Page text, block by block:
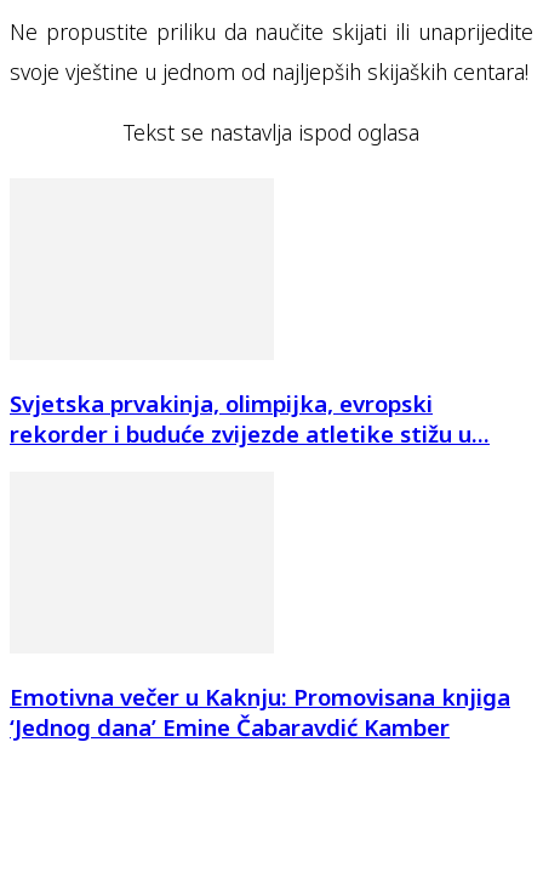
Ne propustite priliku da naučite skijati ili unaprijedite
svoje vještine u jednom od najljepših skijaških centara!
Tekst se nastavlja ispod oglasa
Svjetska prvakinja, olimpijka, evropski
rekorder i buduće zvijezde atletike stižu u...
Emotivna večer u Kaknju: Promovisana knjiga
‘Jednog dana’ Emine Čabaravdić Kamber